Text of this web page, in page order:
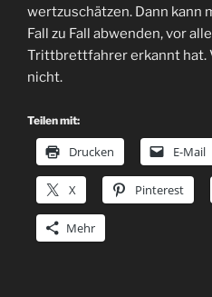
wertzuschätzen. Dann kann
Fall zu Fall abwenden, vor
Trittbrettfahrer erkannt hat.
nicht.
Teilen mit:
Drucken E-Mail
X Pinterest
Mehr